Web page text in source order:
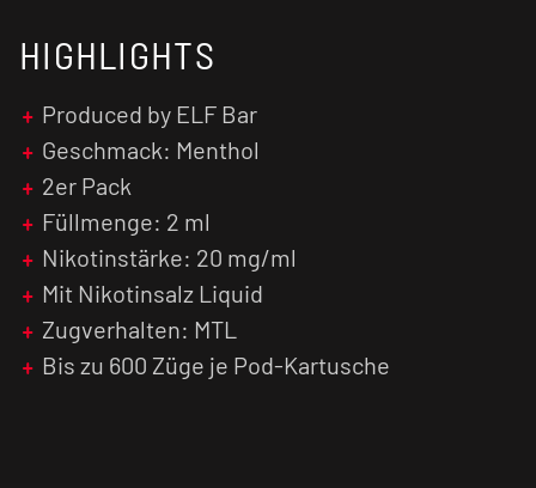
HIGHLIGHTS
Produced by ELF Bar
Geschmack: Menthol
2er Pack
Füllmenge: 2 ml
Nikotinstärke: 20 mg/ml
Mit Nikotinsalz Liquid
Zugverhalten: MTL
Bis zu 600 Züge je Pod-Kartusche